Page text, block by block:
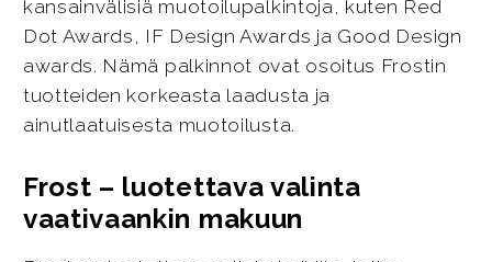
kansainvälisiä muotoilupalkintoja, kuten Red
Dot Awards, IF Design Awards ja Good Design
awards. Nämä palkinnot ovat osoitus Frostin
tuotteiden korkeasta laadusta ja
ainutlaatuisesta muotoilusta.
Frost – luotettava valinta
vaativaankin makuun